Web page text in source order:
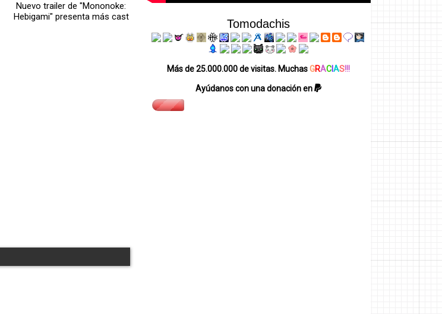
Nuevo trailer de "Mononoke:
Hebigami" presenta más cast
Tomodachis
Más de 25.000.000 de visitas. MuchasGRACAS!!!
Ayúdanos con una donación en